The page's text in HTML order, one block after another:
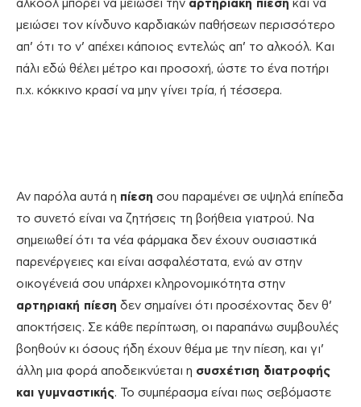
αλκοόλ μπορεί να μειώσει την αρτηριακή πίεση και να
μειώσει τον κίνδυνο καρδιακών παθήσεων περισσότερο
απ’ ότι το ν’ απέχει κάποιος εντελώς απ’ το αλκοόλ. Και
πάλι εδώ θέλει μέτρο και προσοχή, ώστε το ένα ποτήρι
π.χ. κόκκινο κρασί να μην γίνει τρία, ή τέσσερα.
Αν παρόλα αυτά η πίεση σου παραμένει σε υψηλά επίπεδα
το συνετό είναι να ζητήσεις τη βοήθεια γιατρού. Να
σημειωθεί ότι τα νέα φάρμακα δεν έχουν ουσιαστικά
παρενέργειες και είναι ασφαλέστατα, ενώ αν στην
οικογένειά σου υπάρχει κληρονομικότητα στην
αρτηριακή πίεση δεν σημαίνει ότι προσέχοντας δεν θ’
αποκτήσεις. Σε κάθε περίπτωση, οι παραπάνω συμβουλές
βοηθούν κι όσους ήδη έχουν θέμα με την πίεση, και γι’
άλλη μια φορά αποδεικνύεται η συσχέτιση διατροφής
και γυμναστικής. Το συμπέρασμα είναι πως σεβόμαστε